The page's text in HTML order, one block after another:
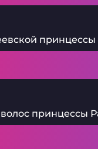
принцессы
принцессы